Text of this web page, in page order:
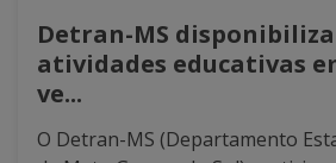
Detran-MS
atividades educativas
ve...
O Detran-MS (Departamento